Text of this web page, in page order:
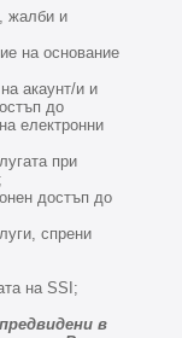
жалби и
на основание
акаунт/и и
до
електронни
при
достъп до
спрени
на SSI;
в